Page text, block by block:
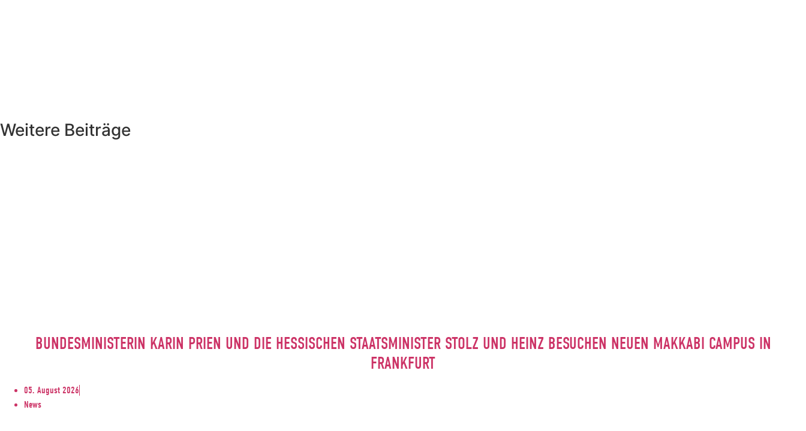
Weitere Beiträge
BUNDESMINISTERIN KARIN PRIEN UND DIE HESSISCHEN STAATSMINISTER STOLZ UND HEINZ BESUCHEN NEUEN MAKKABI CAMPUS IN
FRANKFURT
05. August 2026
News